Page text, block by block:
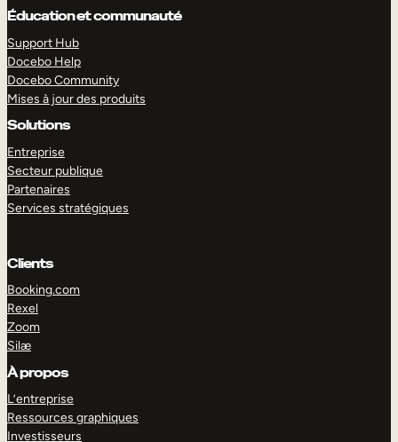
Éducation et communauté
Support Hub
Docebo Help
Docebo Community
Mises à jour des produits
Solutions
Entreprise
Secteur publique
Partenaires
Services stratégiques
Clients
Booking.com
Rexel
Zoom
Silæ
À propos
L’entreprise
Ressources graphiques
Investisseurs